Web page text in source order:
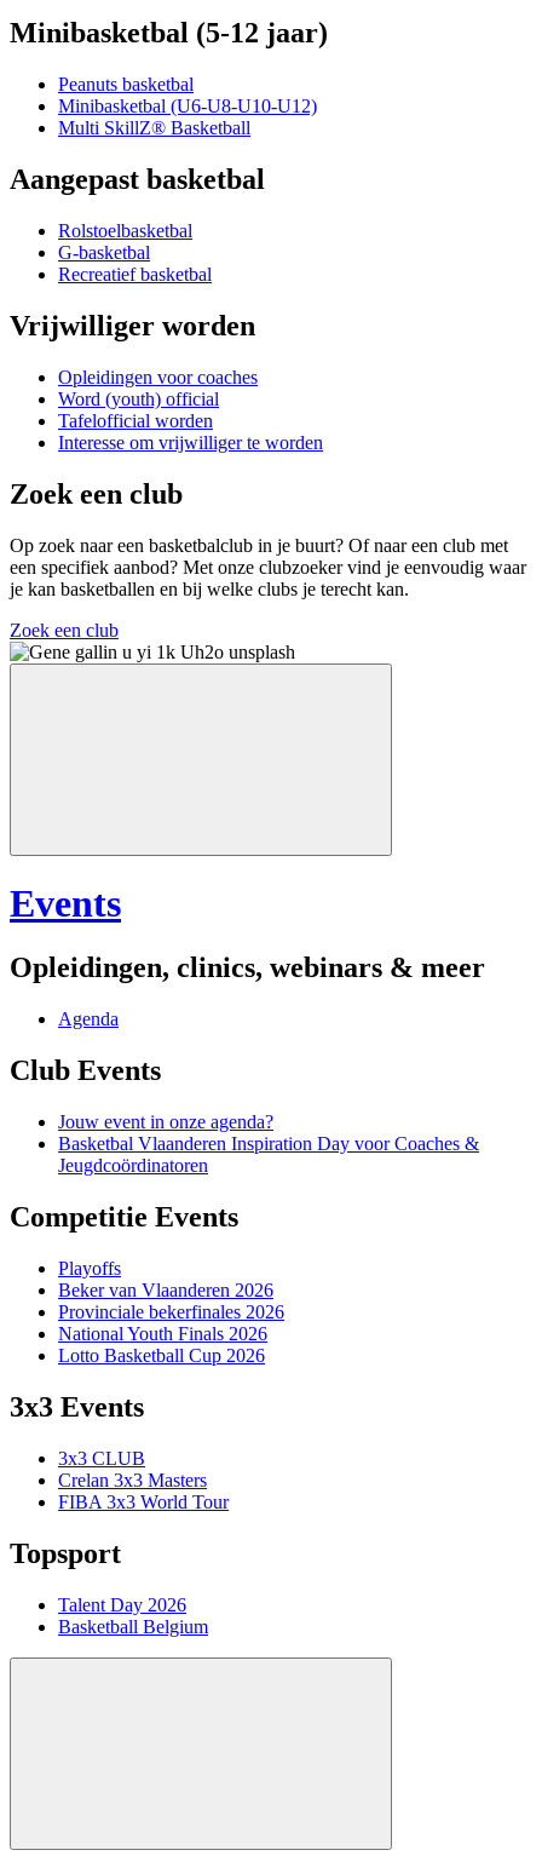
Minibasketbal (5-12 jaar)
Peanuts basketbal
Minibasketbal (U6-U8-U10-U12)
Multi SkillZ® Basketball
Aangepast basketbal
Rolstoelbasketbal
G-basketbal
Recreatief basketbal
Vrijwilliger worden
Opleidingen voor coaches
Word (youth) official
Tafelofficial worden
Interesse om vrijwilliger te worden
Zoek een club
Op zoek naar een basketbalclub in je buurt? Of naar een club met
een specifiek aanbod? Met onze clubzoeker vind je eenvoudig waar
je kan basketballen en bij welke clubs je terecht kan.
Zoek een club
Events
Opleidingen, clinics, webinars & meer
Agenda
Club Events
Jouw event in onze agenda?
Basketbal Vlaanderen Inspiration Day voor Coaches &
Jeugdcoördinatoren
Competitie Events
Playoffs
Beker van Vlaanderen 2026
Provinciale bekerfinales 2026
National Youth Finals 2026
Lotto Basketball Cup 2026
3x3 Events
3x3 CLUB
Crelan 3x3 Masters
FIBA 3x3 World Tour
Topsport
Talent Day 2026
Basketball Belgium